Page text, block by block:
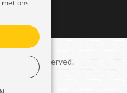
All rights reserved.
GDPR
ons